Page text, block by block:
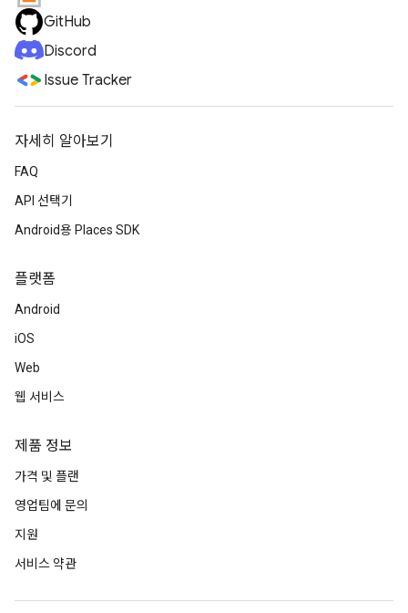
GitHub
Discord
Issue Tracker
자세히 알아보기
FAQ
API 선택기
Android용 Places SDK
플랫폼
Android
iOS
Web
웹 서비스
제품 정보
가격 및 플랜
영업팀에 문의
지원
서비스 약관